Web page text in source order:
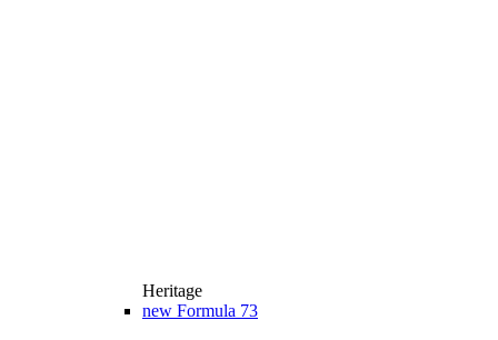
Heritage
new Formula 73